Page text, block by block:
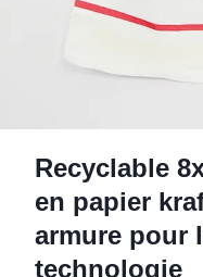
Recyclable
en papier
armure pour
technologie